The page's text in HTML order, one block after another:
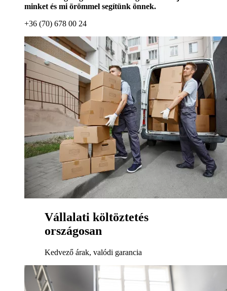
minket és mi örömmel segítünk önnek.
+36 (70) 678 00 24
Vállalati költöztetés
országosan
Kedvező árak, valódi garancia